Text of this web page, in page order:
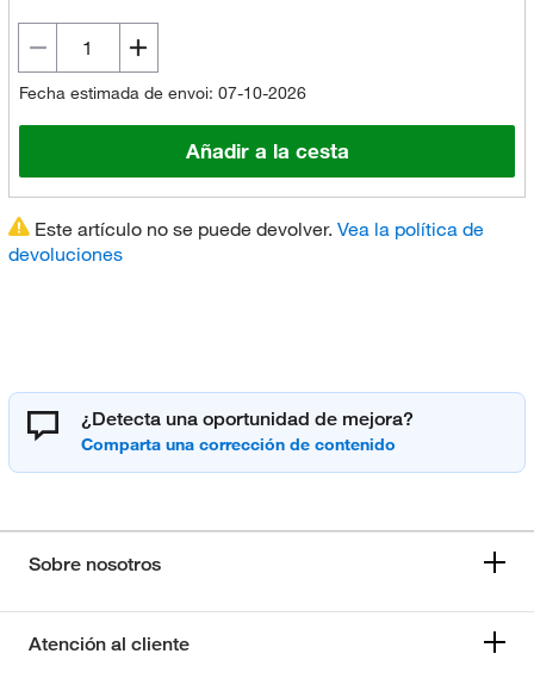
Fecha estimada de envoi: 07-10-2026
Añadir a la cesta
Este artículo no se puede devolver. Vea la política de
devoluciones
¿Detecta una oportunidad de mejora?
Sobre nosotros
Atención al cliente